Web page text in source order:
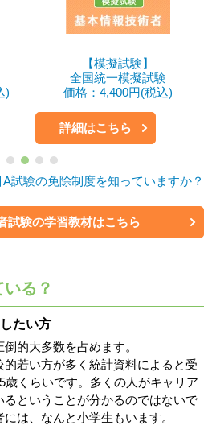
)
【模擬試験】
全国統一模擬試験
価格：4,400円(税込)
詳細はこちら
A試験の免除制度を知っていますか？
試験の学習教材はこちら
る？
たい方
的大多数を占めます。
若い方が多く統計資料によると受
歳くらいです。多くの人がキャリア
るということが分かるのではないで
は、なんと小学生もいます。